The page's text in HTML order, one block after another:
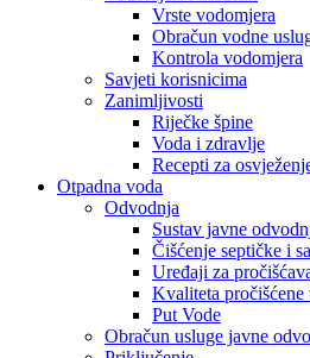
Vrste vodomjera
Obračun vodne
Kontrola vodomjera
Savjeti korisnicima
Zanimljivosti
Riječke špine
Voda i zdravlje
Recepti za
Otpadna voda
Odvodnja
Sustav javne
Čišćenje septičke i
Uređaji za
Kvaliteta
Put Vode
Obračun usluge javne